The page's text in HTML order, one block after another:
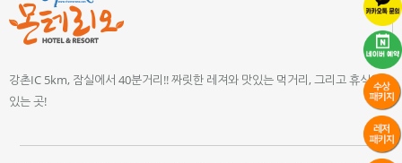
강촌IC 5km, 잠실에서 40분거리!! 짜릿한 레져와 맛있는 먹거리, 그리고 휴식이
있는 곳!